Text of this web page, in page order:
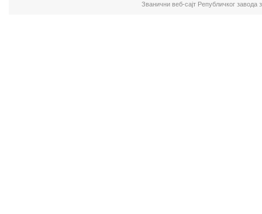
Званични веб-сајт Републичког